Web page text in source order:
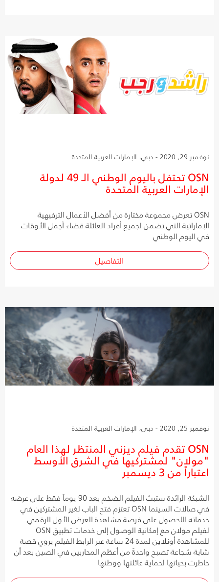
نوفمبر 29, 2020 - دبي، الإمارات العربية المتحدة
OSN تحتفل باليوم الوطني الـ 49 لدولة
الإمارات العربية المتحدة
OSN تعرض مجموعة مختارة من أفضل الأعمال الترفيهية
الإماراتية التي تضمن لجميع أفراد العائلة قضاء أجمل الأوقات
في اليوم الوطني
التفاصيل
نوفمبر 25, 2020 - دبي، الإمارات العربية المتحدة
OSN تقدم فيلم ديزني المنتظر لهذا العام
"مولان" لمشتركيها في الشرق الأوسط
اعتباراً من 3 ديسمبر
الشبكة الرائدة ستبث الفيلم الضخم بعد 90 يوماً فقط على عرضه
في صالات السينما OSN تعتزم فتح الباب لغير المشتركين في
خدماته اللحصول على فرصة مشاهدة العرض الأول الرقمي
لفيلم مولان مع إمكانية الوصول إلى خدمات تطبيق OSN
للمشاهدة أونلاين لمدة 24 ساعة عبر الرابط الفيلم يروي قصة
شابة شجاعة تصبح واحدةً من أعظم المحاربين في الصين بعد أن
خاطرت بحياتها لحماية عائلتها ووطنها